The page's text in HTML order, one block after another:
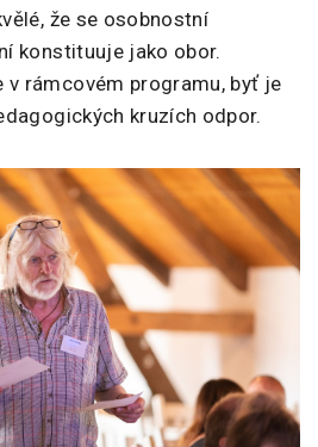
že se osobnostní
konstituuje jako obor.
v rámcovém programu, byť je
kruzích odpor.